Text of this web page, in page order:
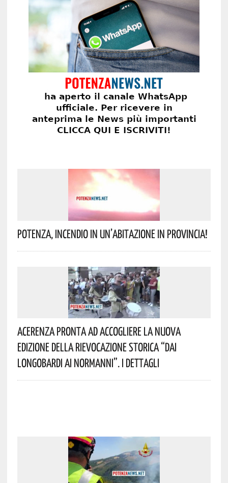
Potenza, Incendio In Un’abitazione In Provincia!
Acerenza Pronta Ad Accogliere La Nuova
Edizione Della Rievocazione Storica “Dai
Longobardi Ai Normanni”. I Dettagli